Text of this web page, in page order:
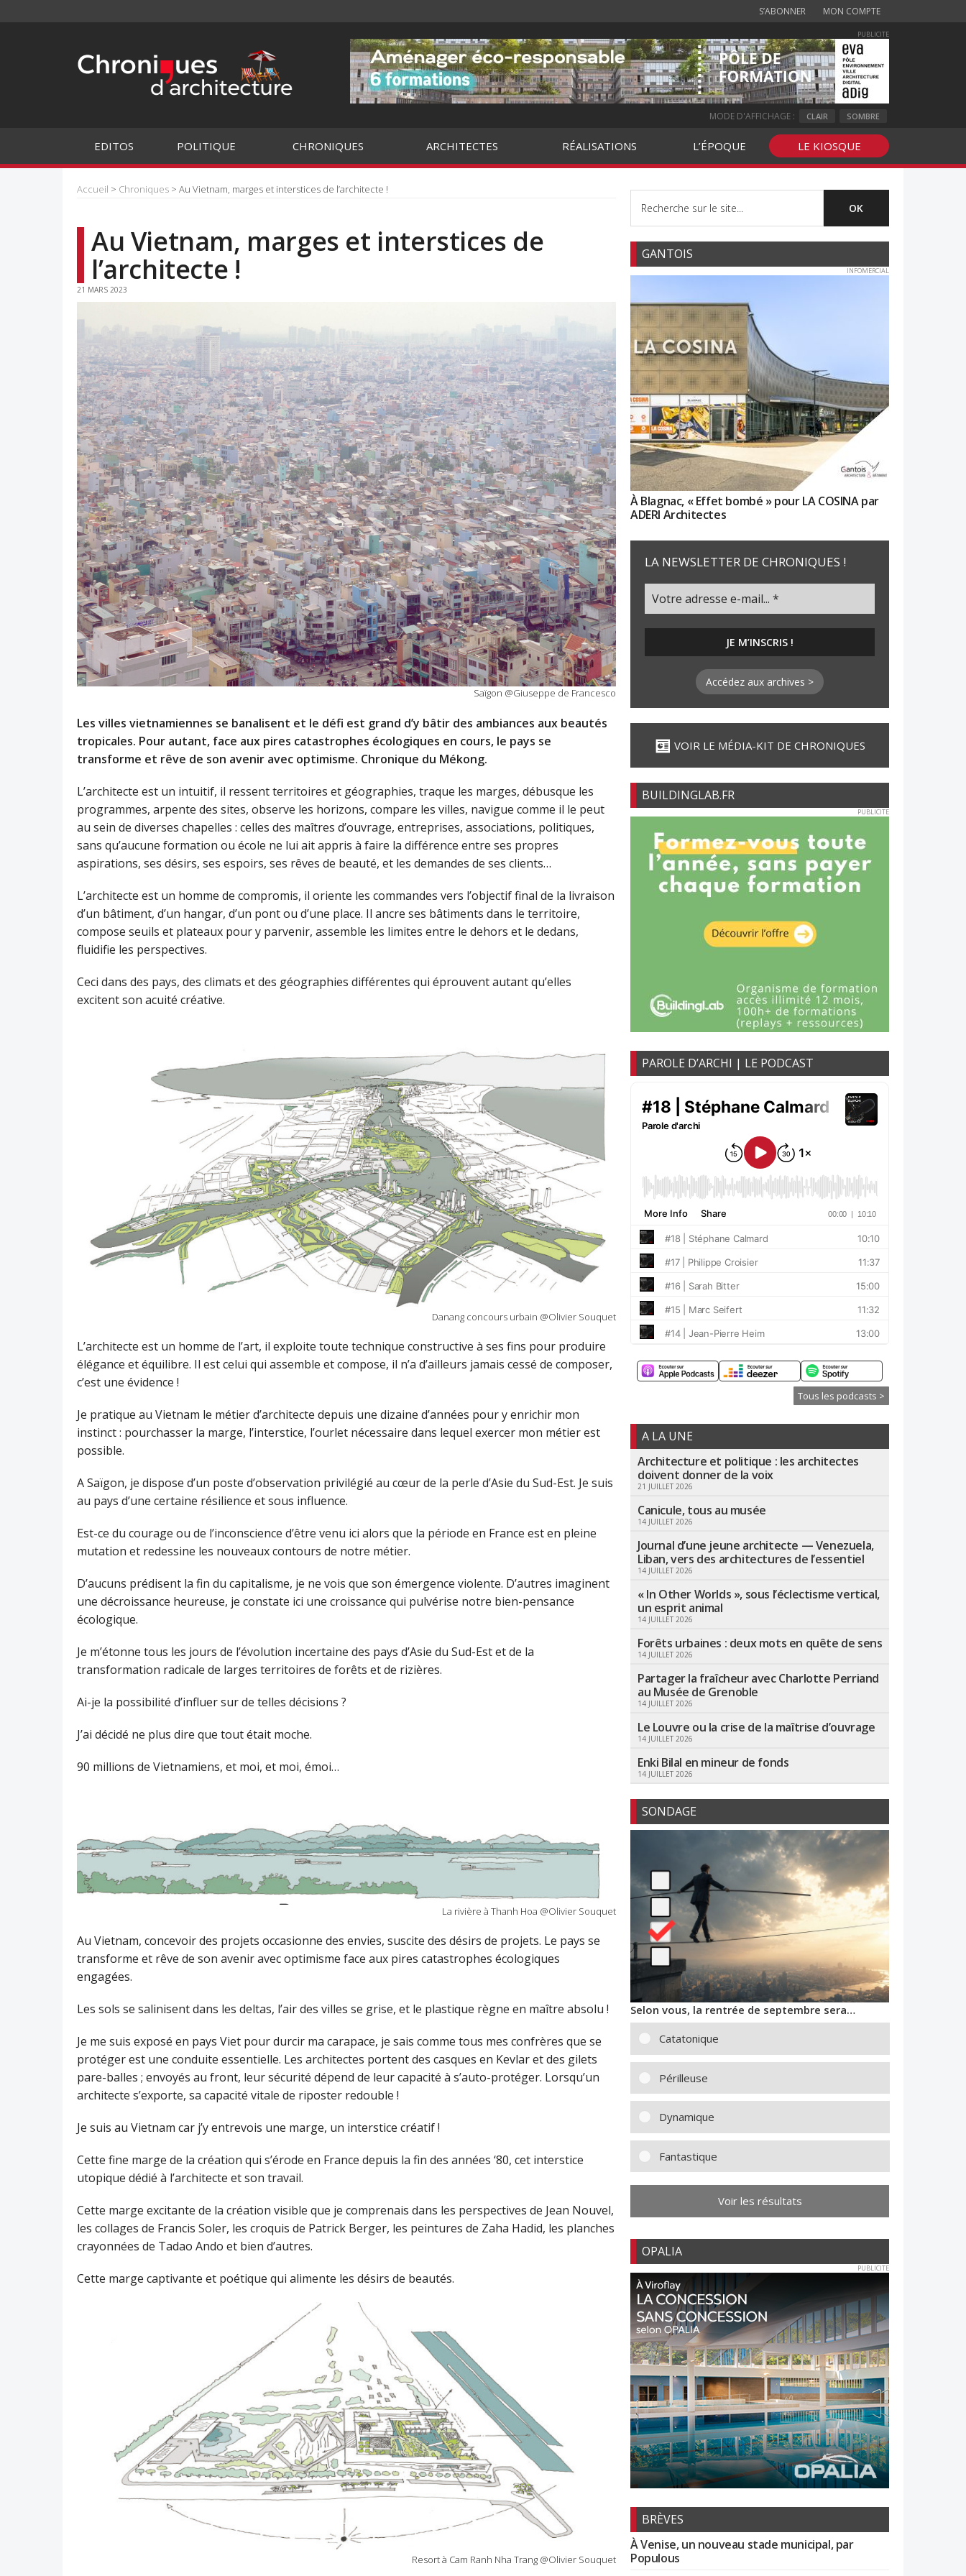
S’ABONNER MON COMPTE
PUBLICITE
MODE D'AFFICHAGE : CLAIR SOMBRE
EDITOS POLITIQUE CHRONIQUES ARCHITECTES RÉALISATIONS L’ÉPOQUE LE KIOSQUE
Accueil > Chroniques > Au Vietnam, marges et interstices de l’architecte !
Au Vietnam, marges et interstices de
l’architecte !
21 MARS 2023
Saïgon @Giuseppe de Francesco
Les villes vietnamiennes se banalisent et le défi est grand d’y bâtir des ambiances aux beautés
tropicales. Pour autant, face aux pires catastrophes écologiques en cours, le pays se
transforme et rêve de son avenir avec optimisme. Chronique du Mékong.
L’architecte est un intuitif, il ressent territoires et géographies, traque les marges, débusque les
programmes, arpente des sites, observe les horizons, compare les villes, navigue comme il le peut
au sein de diverses chapelles : celles des maîtres d’ouvrage, entreprises, associations, politiques,
sans qu’aucune formation ou école ne lui ait appris à faire la différence entre ses propres
aspirations, ses désirs, ses espoirs, ses rêves de beauté, et les demandes de ses clients…
L’architecte est un homme de compromis, il oriente les commandes vers l’objectif final de la livraison
d’un bâtiment, d’un hangar, d’un pont ou d’une place. Il ancre ses bâtiments dans le territoire,
compose seuils et plateaux pour y parvenir, assemble les limites entre le dehors et le dedans,
fluidifie les perspectives.
Ceci dans des pays, des climats et des géographies différentes qui éprouvent autant qu’elles
excitent son acuité créative.
Danang concours urbain @Olivier Souquet
L’architecte est un homme de l’art, il exploite toute technique constructive à ses fins pour produire
élégance et équilibre. Il est celui qui assemble et compose, il n’a d’ailleurs jamais cessé de composer,
c’est une évidence !
Je pratique au Vietnam le métier d’architecte depuis une dizaine d’années pour y enrichir mon
instinct : pourchasser la marge, l’interstice, l’ourlet nécessaire dans lequel exercer mon métier est
possible.
A Saïgon, je dispose d’un poste d’observation privilégié au cœur de la perle d’Asie du Sud-Est. Je suis
au pays d’une certaine résilience et sous influence.
Est-ce du courage ou de l’inconscience d’être venu ici alors que la période en France est en pleine
mutation et redessine les nouveaux contours de notre métier.
D’aucuns prédisent la fin du capitalisme, je ne vois que son émergence violente. D’autres imaginent
une décroissance heureuse, je constate ici une croissance qui pulvérise notre bien-pensance
écologique.
Je m’étonne tous les jours de l’évolution incertaine des pays d’Asie du Sud-Est et de la
transformation radicale de larges territoires de forêts et de rizières.
Ai-je la possibilité d’influer sur de telles décisions ?
J’ai décidé ne plus dire que tout était moche.
90 millions de Vietnamiens, et moi, et moi, émoi…
La rivière à Thanh Hoa @Olivier Souquet
Au Vietnam, concevoir des projets occasionne des envies, suscite des désirs de projets. Le pays se
transforme et rêve de son avenir avec optimisme face aux pires catastrophes écologiques
engagées.
Les sols se salinisent dans les deltas, l’air des villes se grise, et le plastique règne en maître absolu !
Je me suis exposé en pays Viet pour durcir ma carapace, je sais comme tous mes confrères que se
protéger est une conduite essentielle. Les architectes portent des casques en Kevlar et des gilets
pare-balles ; envoyés au front, leur sécurité dépend de leur capacité à s’auto-protéger. Lorsqu’un
architecte s’exporte, sa capacité vitale de riposter redouble !
Je suis au Vietnam car j’y entrevois une marge, un interstice créatif !
Cette fine marge de la création qui s’érode en France depuis la fin des années ‘80, cet interstice
utopique dédié à l’architecte et son travail.
Cette marge excitante de la création visible que je comprenais dans les perspectives de Jean Nouvel,
les collages de Francis Soler, les croquis de Patrick Berger, les peintures de Zaha Hadid, les planches
crayonnées de Tadao Ando et bien d’autres.
Cette marge captivante et poétique qui alimente les désirs de beautés.
Resort à Cam Ranh Nha Trang @Olivier Souquet
GANTOIS
INFOMERCIAL
À Blagnac, « Effet bombé » pour LA COSINA par
ADERI Architectes
LA NEWSLETTER DE CHRONIQUES !
Accédez aux archives >
VOIR LE MÉDIA-KIT DE CHRONIQUES
BUILDINGLAB.FR
PUBLICITE
PAROLE D’ARCHI | LE PODCAST
Tous les podcasts >
A LA UNE
Architecture et politique : les architectes
doivent donner de la voix
21 JUILLET 2026
Canicule, tous au musée
14 JUILLET 2026
Journal d’une jeune architecte — Venezuela,
Liban, vers des architectures de l’essentiel
14 JUILLET 2026
« In Other Worlds », sous l’éclectisme vertical,
un esprit animal
14 JUILLET 2026
Forêts urbaines : deux mots en quête de sens
14 JUILLET 2026
Partager la fraîcheur avec Charlotte Perriand
au Musée de Grenoble
14 JUILLET 2026
Le Louvre ou la crise de la maîtrise d’ouvrage
14 JUILLET 2026
Enki Bilal en mineur de fonds
14 JUILLET 2026
SONDAGE
Selon vous, la rentrée de septembre sera…
Catatonique
Périlleuse
Dynamique
Fantastique
Voir les résultats
OPALIA
PUBLICITE
BRÈVES
À Venise, un nouveau stade municipal, par
Populous